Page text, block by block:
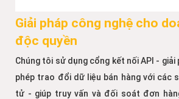
Giải pháp công nghệ cho
độc quyền
Chúng tôi sử dụng cổng kết nối API - giải
phép trao đổi dữ liệu bán hàng với các
tử - giúp truy vấn và đối soát đơn